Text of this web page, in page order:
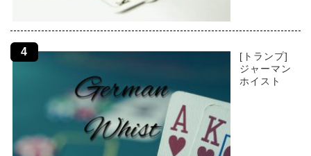
[トランプ]
ジャーマン
ホイスト